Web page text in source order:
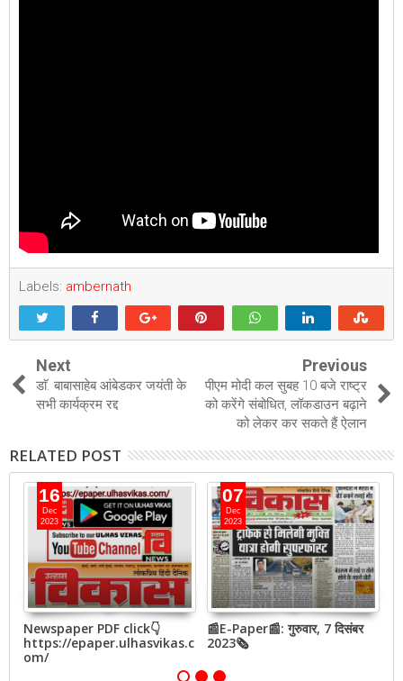
Labels: ambernath
Next
डाॅ. बाबासाहेब आंबेडकर जयंती के
सभी कार्यक्रम रद्द
Previous
पीएम मोदी कल सुबह 10 बजे राष्ट्र
को करेंगे संबोधित, लॉकडाउन बढ़ाने
को लेकर कर सकते हैं ऐलान
RELATED POST
16
Dec
2023
Newspaper PDF click👇
https://epaper.ulhasvikas.c
om/
07
Dec
2023
📰E-Paper📰: गुरुवार, 7 दिसंबर
2023🗞